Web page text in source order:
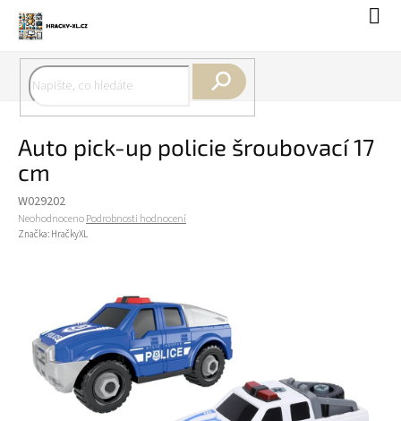
obsah
Auto pick-up policie šroubovací 17
cm
W029202
Průměrné
hodnocení
hvězdiček.
NeohodnocenoPodrobnosti hodnocení
Značka: HračkyXL